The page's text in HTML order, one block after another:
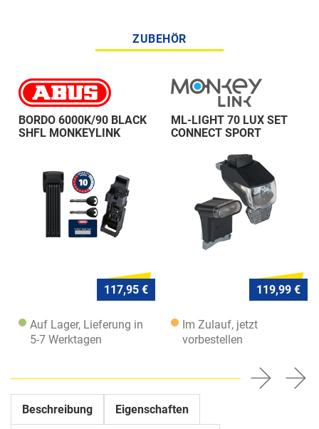
ZUBEHÖR
BORDO 6000K/90 BLACK
SHFL MONKEYLINK
117,95 €
Auf Lager, Lieferung in
5-7 Werktagen
ML-LIGHT 70 LUX SET
CONNECT SPORT
119,99 €
Im Zulauf, jetzt
vorbestellen
Beschreibung Eigenschaften